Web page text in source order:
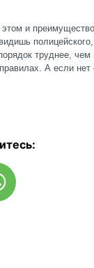
и
труднее,
А если